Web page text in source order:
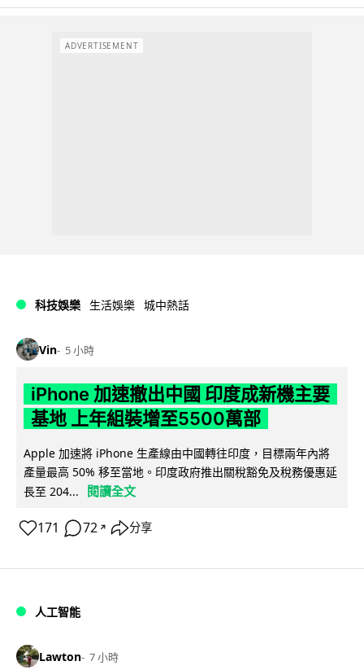
ADVERTISEMENT
科技娛樂 生活娛樂 城中熱話
Vin 5 小時
iPhone 加速撤出中國 印度成新機主要
基地 上年組裝增至5500萬部
Apple 加速將 iPhone 生產線由中國轉往印度，目標兩年內將
產量最高 50% 移至當地。印度政府推出關稅豁免及稅務優惠延
長至 204...
閱讀全文
171 72 ↗ 分享
人工智能
Lawton 7 小時